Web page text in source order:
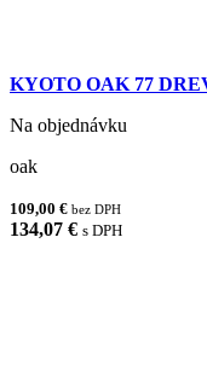
KYOTO OAK 77
Na objednávku
oak
109,00 € bez DPH
134,07 € s DPH